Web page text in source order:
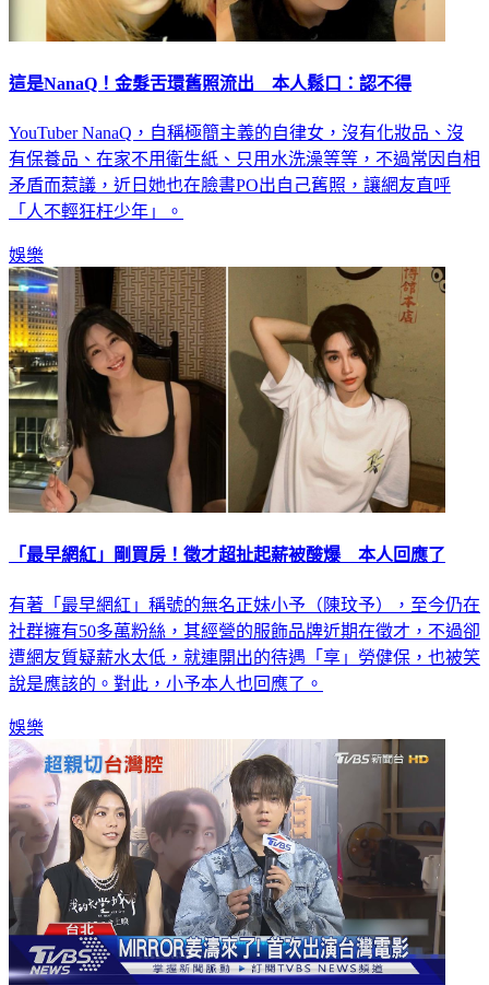
這是NanaQ！金髮舌環舊照流出 本人鬆口：認不得
YouTuber NanaQ，自稱極簡主義的自律女，沒有化妝品、沒
有保養品、在家不用衛生紙、只用水洗澡等等，不過常因自相
矛盾而惹議，近日她也在臉書PO出自己舊照，讓網友直呼
「人不輕狂枉少年」。
娛樂
「最早網紅」剛買房！徵才超扯起薪被酸爆 本人回應了
有著「最早網紅」稱號的無名正妹小予（陳玟予），至今仍在
社群擁有50多萬粉絲，其經營的服飾品牌近期在徵才，不過卻
遭網友質疑薪水太低，就連開出的待遇「享」勞健保，也被笑
說是應該的。對此，小予本人也回應了。
娛樂